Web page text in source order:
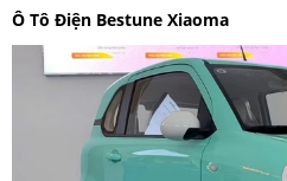
Ô Tô Điện Bestune Xiaoma